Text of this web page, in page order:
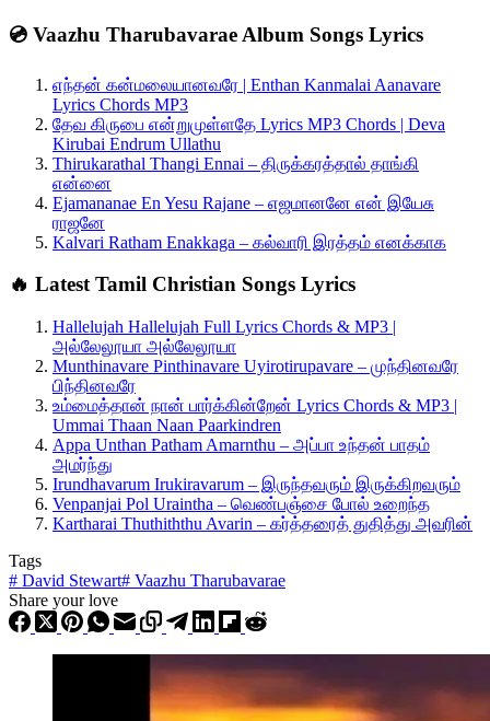
💿 Vaazhu Tharubavarae Album Songs Lyrics
எந்தன் கன்மலையானவரே | Enthan Kanmalai Aanavare
Lyrics Chords MP3
தேவ கிருபை என்றுமுள்ளதே Lyrics MP3 Chords | Deva
Kirubai Endrum Ullathu
Thirukarathal Thangi Ennai – திருக்கரத்தால் தாங்கி
என்னை
Ejamananae En Yesu Rajane – எஜமானனே என் இயேசு
ராஜனே
Kalvari Ratham Enakkaga – கல்வாரி இரத்தம் எனக்காக
🔥 Latest Tamil Christian Songs Lyrics
Hallelujah Hallelujah Full Lyrics Chords & MP3 |
அல்லேலூயா அல்லேலூயா
Munthinavare Pinthinavare Uyirotirupavare – முந்தினவரே
பிந்தினவரே
உம்மைத்தான் நான் பார்க்கின்றேன் Lyrics Chords & MP3 |
Ummai Thaan Naan Paarkindren
Appa Unthan Patham Amarnthu – அப்பா உந்தன் பாதம்
அமர்ந்து
Irundhavarum Irukiravarum – இருந்தவரும் இருக்கிறவரும்
Venpanjai Pol Uraintha – வெண்பஞ்சை போல் உறைந்த
Kartharai Thuthiththu Avarin – கர்த்தரைத் துதித்து அவரின்
Tags
# David Stewart# Vaazhu Tharubavarae
Share your love